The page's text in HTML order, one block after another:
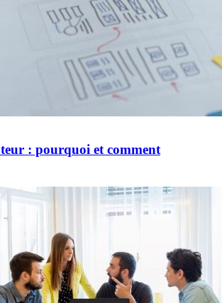
: pourquoi et comment